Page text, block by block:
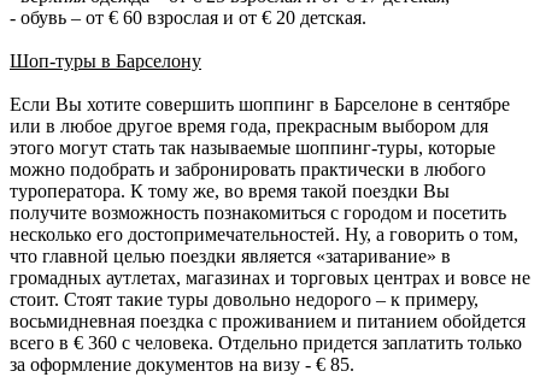
- обувь – от € 60 взрослая и от € 20 детская.
Шоп-туры в Барселону
Если Вы хотите совершить шоппинг в Барселоне в сентябре
или в любое другое время года, прекрасным выбором для
этого могут стать так называемые шоппинг-туры, которые
можно подобрать и забронировать практически в любого
туроператора. К тому же, во время такой поездки Вы
получите возможность познакомиться с городом и посетить
несколько его достопримечательностей. Ну, а говорить о том,
что главной целью поездки является «затаривание» в
громадных аутлетах, магазинах и торговых центрах и вовсе не
стоит. Стоят такие туры довольно недорого – к примеру,
восьмидневная поездка с проживанием и питанием обойдется
всего в € 360 с человека. Отдельно придется заплатить только
за оформление документов на визу - € 85.